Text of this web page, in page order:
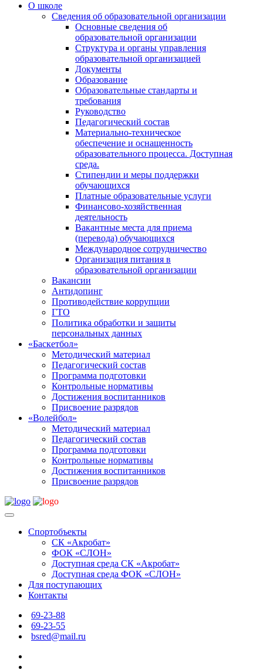
О школе
Сведения об образовательной организации
Основные сведения об
образовательной организации
Структура и органы управления
образовательной организацией
Документы
Образование
Образовательные стандарты и
требования
Руководство
Педагогический состав
Материально-техническое
обеспечение и оснащенность
образовательного процесса. Доступная
среда.
Стипендии и меры поддержки
обучающихся
Платные образовательные услуги
Финансово-хозяйственная
деятельность
Вакантные места для приема
(перевода) обучающихся
Международное сотрудничество
Организация питания в
образовательной организации
Вакансии
Антидопинг
Противодействие коррупции
ГТО
Политика обработки и защиты
персональных данных
«Баскетбол»
Методический материал
Педагогический состав
Программа подготовки
Контрольные нормативы
Достижения воспитанников
Присвоение разрядов
«Волейбол»
Методический материал
Педагогический состав
Программа подготовки
Контрольные нормативы
Достижения воспитанников
Присвоение разрядов
Спортобъекты
СК «Акробат»
ФОК «СЛОН»
Доступная среда СК «Акробат»
Доступная среда ФОК «СЛОН»
Для поступающих
Контакты
69-23-88
69-23-55
bsred@mail.ru